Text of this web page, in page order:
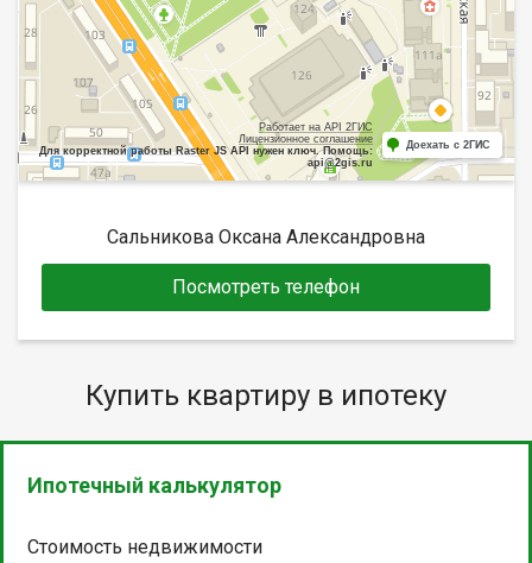
Работает на API 2ГИС
Лицензионное соглашение
Для корректной работы Raster JS API нужен ключ. Помощь:
api@2gis.ru
Доехать с 2ГИС
Сальникова Оксана Александровна
Посмотреть телефон
Купить квартиру в ипотеку
Ипотечный калькулятор
Стоимость недвижимости